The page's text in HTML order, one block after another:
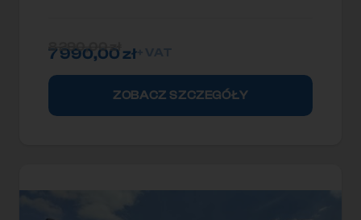
7 990,00zł
8 290,00 zł
ZOBACZ SZCZEGÓŁY